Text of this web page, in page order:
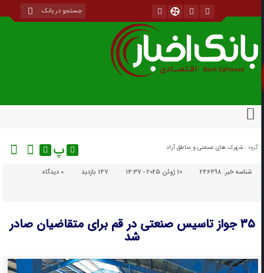
گروه : شهرک های صنعتی و مناطق آزاد پ
شناسه خبر:246498 10 ژوئن 2025 - 14:37 147 بازدید دیدگاه
۳۵ جواز تاسیس صنعتی در قم برای متقاضیان صادر
شد